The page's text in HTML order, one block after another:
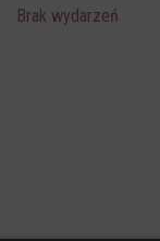
Brak wydarzeń